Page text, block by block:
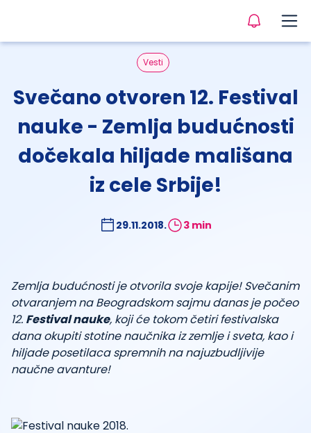
Vesti
Svečano otvoren 12. Festival
nauke - Zemlja budućnosti
dočekala hiljade mališana
iz cele Srbije!
29.11.2018. 3 min
Zemlja budućnosti je otvorila svoje kapije! Svečanim
otvaranjem na Beogradskom sajmu danas je počeo
12. Festival nauke, koji će tokom četiri festivalska
dana okupiti stotine naučnika iz zemlje i sveta, kao i
hiljade posetilaca spremnih na najuzbudljivije
naučne avanture!